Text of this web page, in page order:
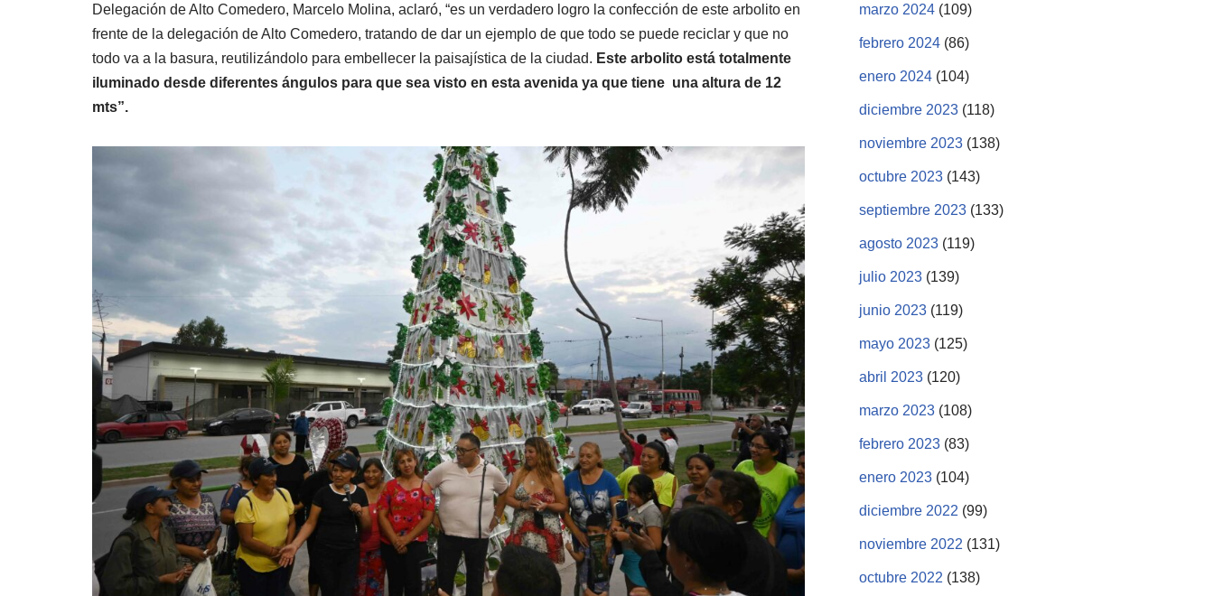
Delegación de Alto Comedero, Marcelo Molina, aclaró, “es un verdadero logro la confección de este arbolito en
frente de la delegación de Alto Comedero, tratando de dar un ejemplo de que todo se puede reciclar y que no
todo va a la basura, reutilizándolo para embellecer la paisajística de la ciudad. Este arbolito está totalmente
iluminado desde diferentes ángulos para que sea visto en esta avenida ya que tiene una altura de 12
mts”.
marzo 2024 (109)
febrero 2024 (86)
enero 2024 (104)
diciembre 2023 (118)
noviembre 2023 (138)
octubre 2023 (143)
septiembre 2023 (133)
agosto 2023 (119)
julio 2023 (139)
junio 2023 (119)
mayo 2023 (125)
abril 2023 (120)
marzo 2023 (108)
febrero 2023 (83)
enero 2023 (104)
diciembre 2022 (99)
noviembre 2022 (131)
octubre 2022 (138)